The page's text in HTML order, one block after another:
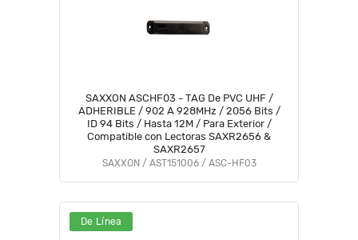
SAXXON ASCHF03 - TAG De PVC UHF /
ADHERIBLE / 902 A 928MHz / 2056 Bits /
ID 94 Bits / Hasta 12M / Para Exterior /
Compatible con Lectoras SAXR2656 &
SAXR2657
SAXXON / AST151006 / ASC-HF03
De Línea